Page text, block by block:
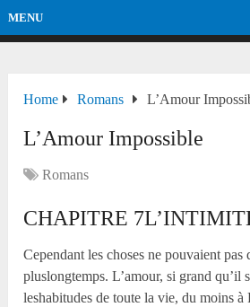
MENU
Home Romans L’Amour
L’Amour Impossible
Romans
CHAPITRE
Cependant les choses ne pouvaient pas
pluslongtemps. L’amour, si grand qu’il
leshabitudes de toute la vie, du moins à